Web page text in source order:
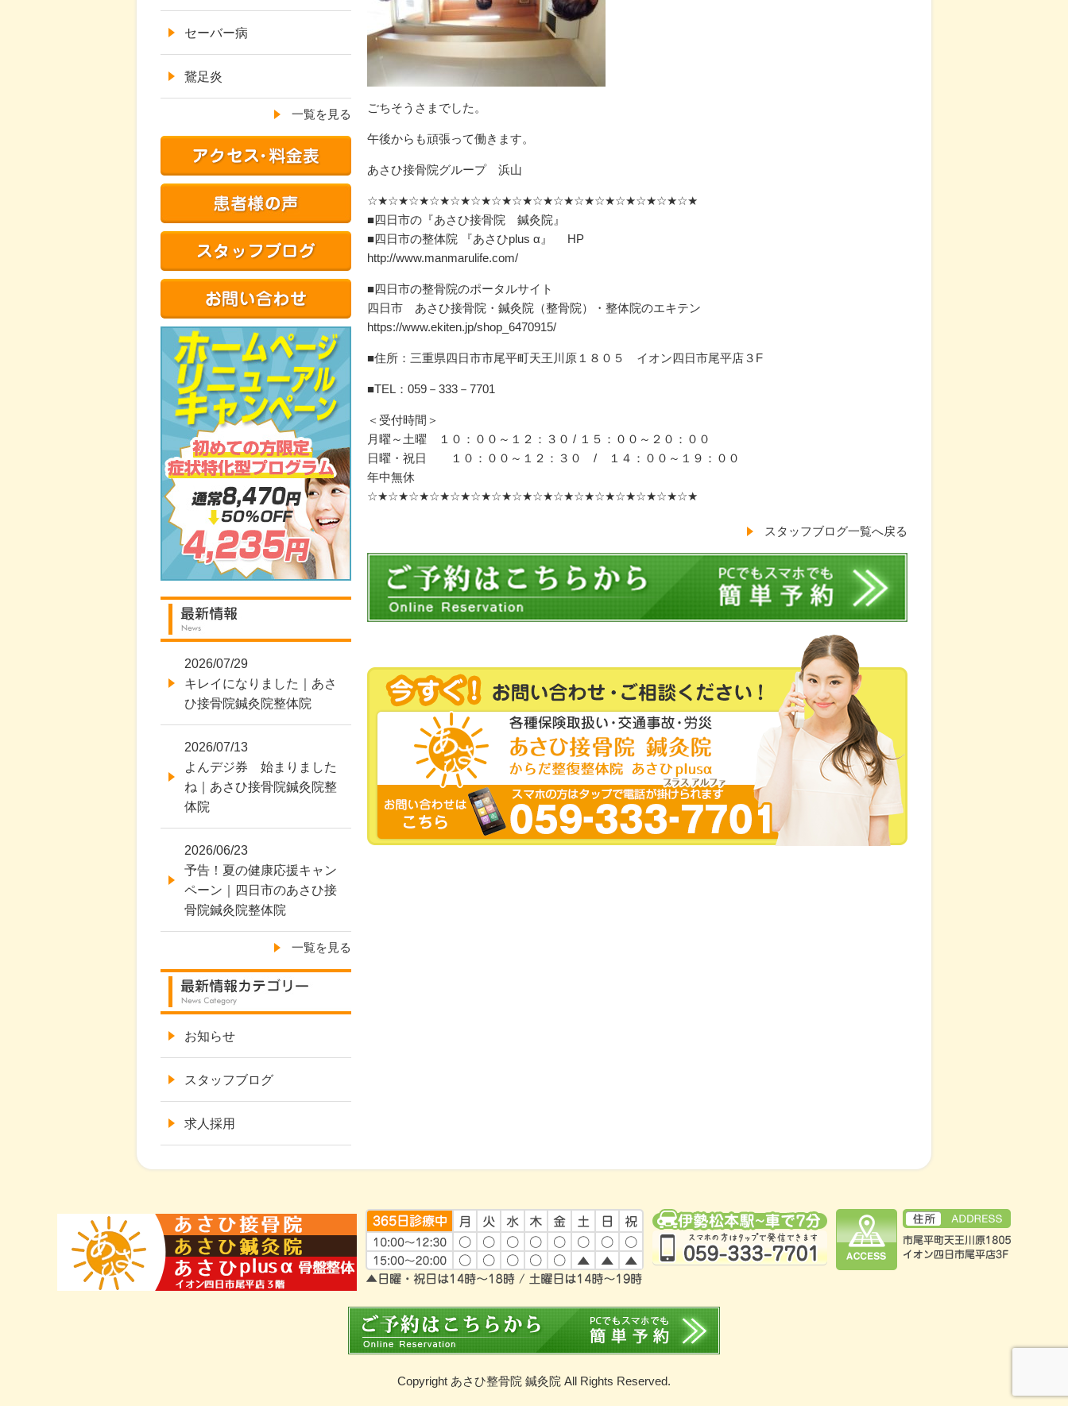
ごちそうさまでした。
午後からも頑張って働きます。
あさひ接骨院グループ 浜山
☆★☆★☆★☆★☆★☆★☆★☆★☆★☆★☆★☆★☆★☆★☆★☆★
■四日市の『あさひ接骨院 鍼灸院』
■四日市の整体院 『あさひplus α』 HP
http://www.manmarulife.com/
■四日市の整骨院のポータルサイト
四日市 あさひ接骨院・鍼灸院（整骨院）・整体院のエキテン
https://www.ekiten.jp/shop_6470915/
■住所：三重県四日市市尾平町天王川原１８０５ イオン四日市尾平店３F
■TEL：059－333－7701
＜受付時間＞
月曜～土曜 １０：００～１２：３０ / １５：００～２０：００
日曜・祝日 １０：００～１２：３０ / １４：００～１９：００
年中無休
☆★☆★☆★☆★☆★☆★☆★☆★☆★☆★☆★☆★☆★☆★☆★☆★
スタッフブログ一覧へ戻る
セーバー病
鵞足炎
一覧を見る
2026/07/29
キレイになりました｜あさ
ひ接骨院鍼灸院整体院
2026/07/13
よんデジ券 始まりました
ね｜あさひ接骨院鍼灸院整
体院
2026/06/23
予告！夏の健康応援キャン
ペーン｜四日市のあさひ接
骨院鍼灸院整体院
一覧を見る
お知らせ
スタッフブログ
求人採用
Copyright あさひ整骨院 鍼灸院 All Rights Reserved.